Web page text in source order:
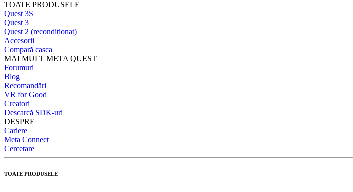
TOATE PRODUSELE
Quest 3S
Quest 3
Quest 2 (recondiționat)
Accesorii
Compară casca
MAI MULT META QUEST
Forumuri
Blog
Recomandări
VR for Good
Creatori
Descarcă SDK-uri
DESPRE
Cariere
Meta Connect
Cercetare
TOATE PRODUSELE